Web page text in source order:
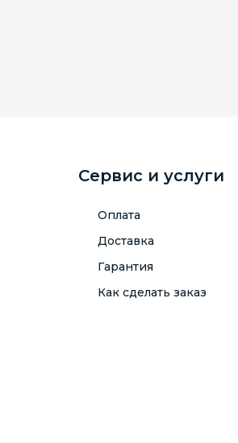
Сервис и услуги
Оплата
Доставка
Гарантия
Как сделать заказ